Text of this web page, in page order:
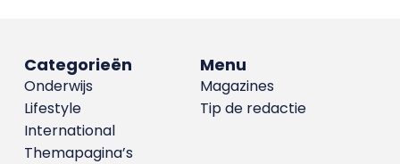
Menu
Magazines
Tip de redactie
Categorieën
Onderwijs
Lifestyle
International
Themapagina’s